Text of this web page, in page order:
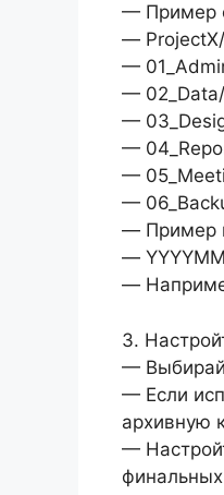
— Пример
— ProjectX/
—
— 02_Data/
—
—
—
—
— Пример
—
—
3.
—
— Если
архивную
—